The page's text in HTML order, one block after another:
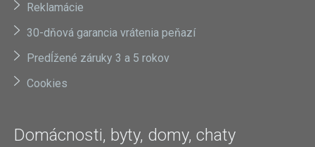
Reklamácie
30-dňová garancia vrátenia peňazí
Predĺžené záruky 3 a 5 rokov
Cookies
Domácnosti, byty, domy, chaty